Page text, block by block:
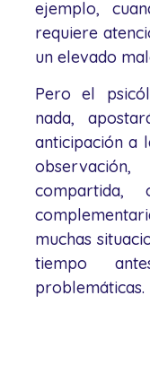
ejemplo,
requiere
un elevado
Pero el
nada,
anticipación a
muchas
tiempo
problemáticas.